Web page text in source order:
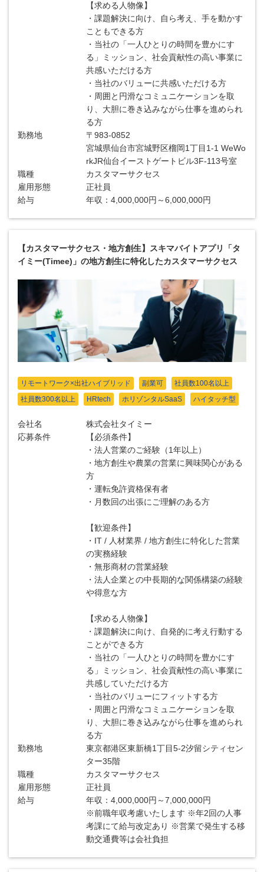
【求める人物像】
・課題解決に向け、自ら考え、手を動かす
こともできる方
・当社の「一人ひとりの時間を豊かにす
る」ミッション、社会貢献性の高い事業に
共感いただける方
・当社のバリューに共感いただける方
・周囲と円滑なコミュニケーションを取
り、大胆に巻き込みながら仕事を進められ
る方
勤務地
〒983-0852
宮城県仙台市宮城野区榴岡1丁目1-1 WeWo
rkJR仙台イーストゲートビル3F-113号室
職種
カスタマーサクセス
雇用形態
正社員
給与
年収：4,000,000円～6,000,000円
【カスタマーサクセス・地方創生】スキマバイトアプリ「タ
イミー(Timee)」の地方創生に特化したカスタマーサクセス
リモートワーク×出社ハイブリッド 副業可
社員数100名以上
社員数300名以上
HRtech ホリゾンタルSaaS ハイタッチ型
会社名
株式会社タイミー
応募条件
【必須条件】
・法人営業のご経験（1年以上）
・地方創生や農業の営業に興味関心がある
方
・運転免許資格保有者
・月数回の出張にご理解のある方
【歓迎条件】
・IT / 人材業界 / 地方創生に特化した営業
の実務経験
・無形商材の営業経験
・法人企業との中長期的な関係構築の経験
や得意な方
【求める人物像】
・課題解決に向け、自発的に考え行動する
ことができる方
・当社の「一人ひとりの時間を豊かにす
る」ミッション、社会貢献性の高い事業に
共感していただける方
・当社のバリューにフィットする方
・周囲と円滑なコミュニケーションを取
り、大胆に巻き込みながら仕事を進められ
る方
勤務地
東京都港区東新橋1丁目5-2汐留シティセン
ター35階
職種
カスタマーサクセス
雇用形態
正社員
給与
年収：4,000,000円～7,000,000円
※前職年収考慮いたします ※年2回の人事
考課にて給与改定あり ※営業で発生する移
動交通費等は会社負担